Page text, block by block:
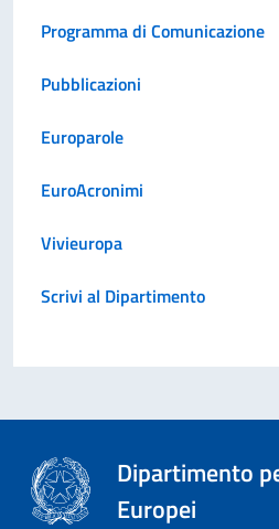
Programma di Comunicazione
Pubblicazioni
Europarole
EuroAcronimi
Vivieuropa
Scrivi al Dipartimento
Dipartimento
Europei